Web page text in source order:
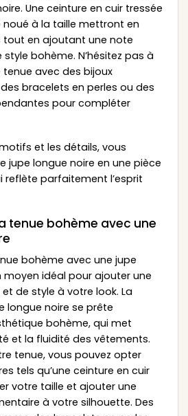
Une ceinture en cuir tressée
à la taille mettront en
tout en ajoutant une note
bohème. N’hésitez pas à
avec des bijoux
bracelets en perles ou des
pour compléter
et les détails, vous
jupe longue noire en une pièce
reflète parfaitement l’esprit
tenue bohème avec une
bohème avec une jupe
moyen idéal pour ajouter une
de style à votre look. La
longue noire se prête
bohème, qui met
et la fluidité des vêtements.
tenue, vous pouvez opter
tels qu’une ceinture en cuir
votre taille et ajouter une
à votre silhouette. Des